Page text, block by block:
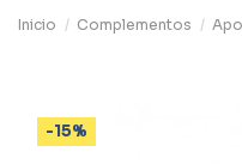
Inicio Complementos
-15%